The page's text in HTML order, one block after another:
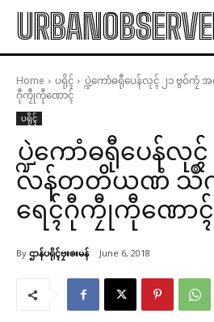
Home ပရိုၚ်
ပ္ဍဲကောံဓရီုပေန်လုၚ် ၂၁ ဗွ
ဂီုကၠီုကီုဏောၚ်
ပရိုၚ်
ပ္ဍဲကောံဓရီုပေန်လု
လန်တတိယဏံ သဳ
ရေၚ်ဂီုကၠီုကီုဏောၚ်
By ဌာန်ပရိုၚ်ဗၠးၜးမန် June 6, 2018